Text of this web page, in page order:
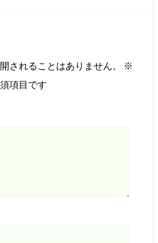
されることはありません。
※
項目です